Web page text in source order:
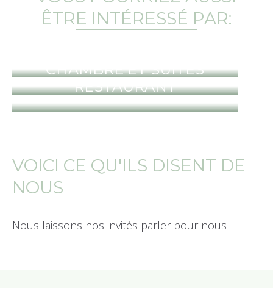
ÊTRE INTÉRESSÉ PAR:
CHAMBRE ET SUITES
RESTAURANT
VOICI CE QU'ILS DISENT DE
NOUS
Nous laissons nos invités parler pour nous